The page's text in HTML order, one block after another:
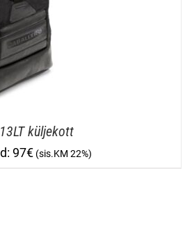
13LT küljekott
97€